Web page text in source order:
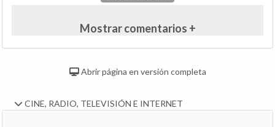
Mostrar comentarios +
Abrir página en versión completa
CINE, RADIO, TELEVISIÓN E INTERNET